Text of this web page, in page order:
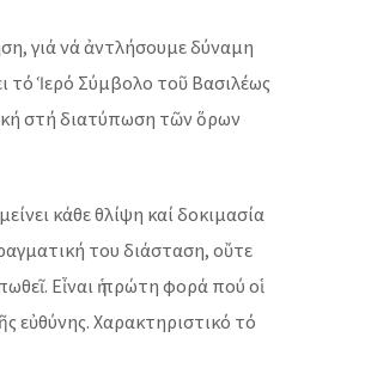
γιά νά ἀντλήσουμε δύναμη
τό Ἱερό Σύμβολο τοῦ Βασιλέως
στή διατύπωση τῶν ὅρων
κάθε θλίψη καί δοκιμασία
του διάσταση, οὔτε
Εἶναι ἡ πρώτη φορά πού οἱ
εὐθύνης. Χαρακτηριστικό τό